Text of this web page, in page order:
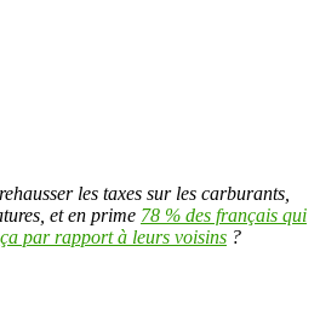
les taxes sur les carburants,
et en prime 78 % des français qui
par rapport à leurs voisins ?